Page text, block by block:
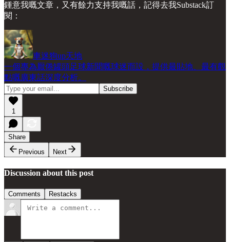
鍾意我嘅文章，又有餘力支持我嘅話，記得去我Substack訂
閱：
車迷狗up天地
一個專為厭倦罐頭足球新聞嘅球迷而設，提供最貼地、最有觀
點嘅廣東話深度分析。
1
Share
Previous
Next
Discussion about this post
Comments Restacks